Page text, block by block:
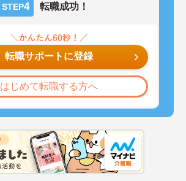
STEP4 転職成功！
転職サポートに登録
はじめて転職する方へ